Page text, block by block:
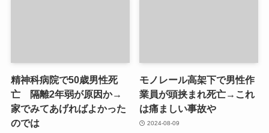
精神科病院で50歳男性死
亡 隔離2年弱が原因か→
家でみてあげればよかった
のでは
モノレール高架下で男性作
業員が頭挟まれ死亡→これ
は痛ましい事故や
2024-08-09